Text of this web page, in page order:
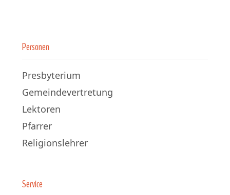
Personen
Presbyterium
Gemeindevertretung
Lektoren
Pfarrer
Religionslehrer
Service